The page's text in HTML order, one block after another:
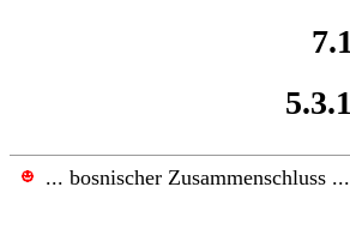
... bosnischer Zusammenschluss ...